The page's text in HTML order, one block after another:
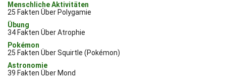
Menschliche Aktivitäten
25 Fakten Über Polygamie
Übung
34 Fakten Über Atrophie
Pokémon
25 Fakten Über Squirtle (Pokémon)
Astronomie
39 Fakten Über Mond